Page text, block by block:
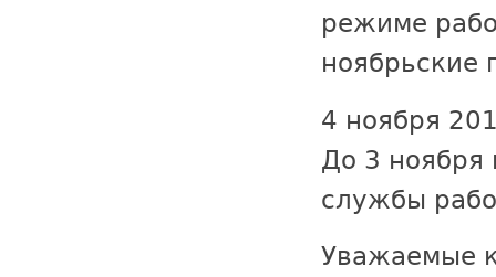
режиме
ноябрьские
4 ноября
До 3 ноября
службы
Уважаемые